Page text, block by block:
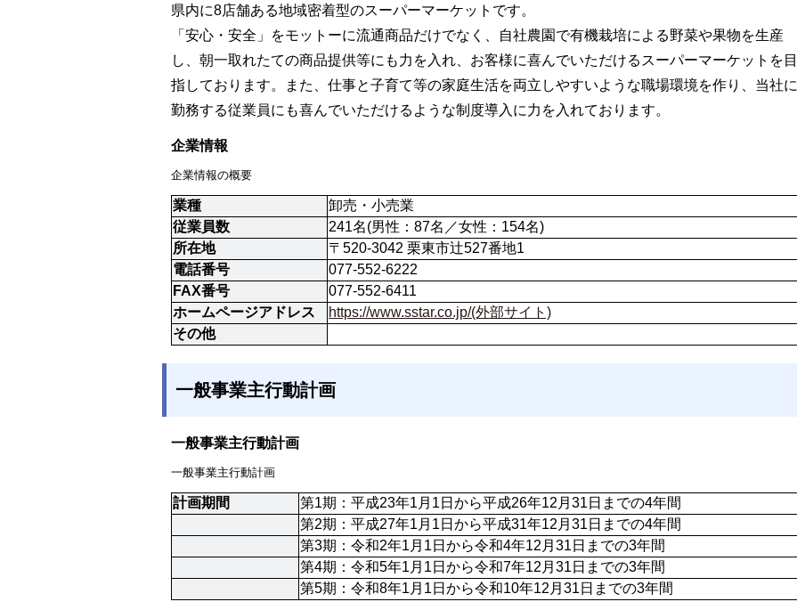
県内に8店舗ある地域密着型のスーパーマーケットです。
「安心・安全」をモットーに流通商品だけでなく、自社農園で有機栽培による野菜や果物を生産
し、朝一取れたての商品提供等にも力を入れ、お客様に喜んでいただけるスーパーマーケットを目
指しております。また、仕事と子育て等の家庭生活を両立しやすいような職場環境を作り、当社に
勤務する従業員にも喜んでいただけるような制度導入に力を入れております。
企業情報
企業情報の概要
業種
卸売・小売業
従業員数
241名(男性：87名／女性：154名)
所在地
〒520-3042 栗東市辻527番地1
電話番号
077-552-6222
FAX番号
077-552-6411
ホームページアドレス
https://www.sstar.co.jp/(外部サイト)
その他
一般事業主行動計画
一般事業主行動計画
一般事業主行動計画
計画期間
第1期：平成23年1月1日から平成26年12月31日までの4年間
第2期：平成27年1月1日から平成31年12月31日までの4年間
第3期：令和2年1月1日から令和4年12月31日までの3年間
第4期：令和5年1月1日から令和7年12月31日までの3年間
第5期：令和8年1月1日から令和10年12月31日までの3年間